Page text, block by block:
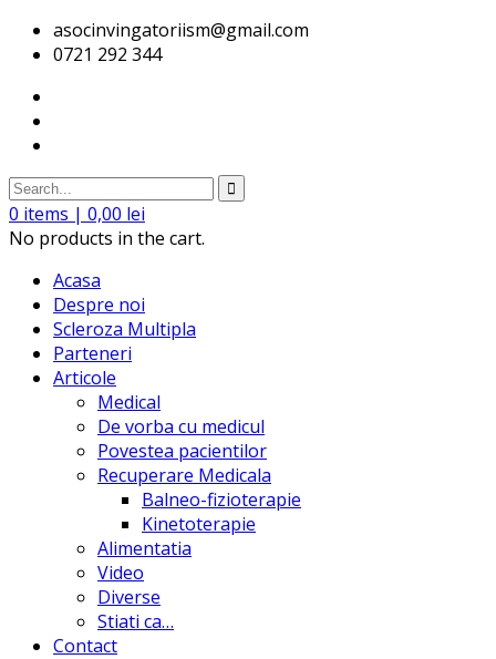
asocinvingatoriism@gmail.com
0721 292 344
0 items | 0,00 lei
No products in the cart.
Acasa
Despre noi
Scleroza Multipla
Parteneri
Articole
Medical
De vorba cu medicul
Povestea pacientilor
Recuperare Medicala
Balneo-fizioterapie
Kinetoterapie
Alimentatia
Video
Diverse
Stiati ca…
Contact